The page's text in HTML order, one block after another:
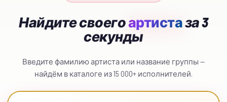
Найдите своегоартистаза 3
секунды
Введите фамилию артиста или название группы —
найдём в каталоге из 15 000+ исполнителей.